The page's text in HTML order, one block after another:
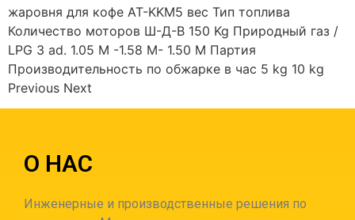
жаровня для кофе AT-KKM5 вес Тип топлива
Количество моторов Ш-Д-В 150 Kg Природный газ /
LPG 3 ad. 1.05 M -1.58 M- 1.50 M Партия
Производительность по обжарке в час 5 kg 10 kg
Previous Next
О НАС
Инженерные и производственные решения по